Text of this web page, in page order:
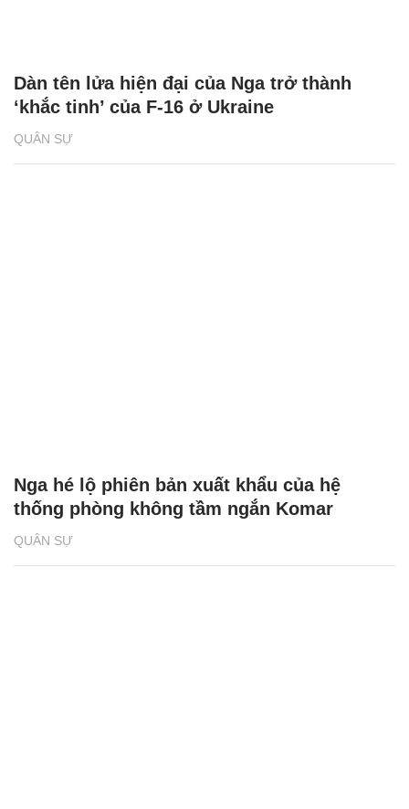
QUÂN SỰ
Dàn tên lửa hiện đại của Nga trở thành
‘khắc tinh’ của F-16 ở Ukraine
QUÂN SỰ
Nga hé lộ phiên bản xuất khẩu của hệ
thống phòng không tầm ngắn Komar